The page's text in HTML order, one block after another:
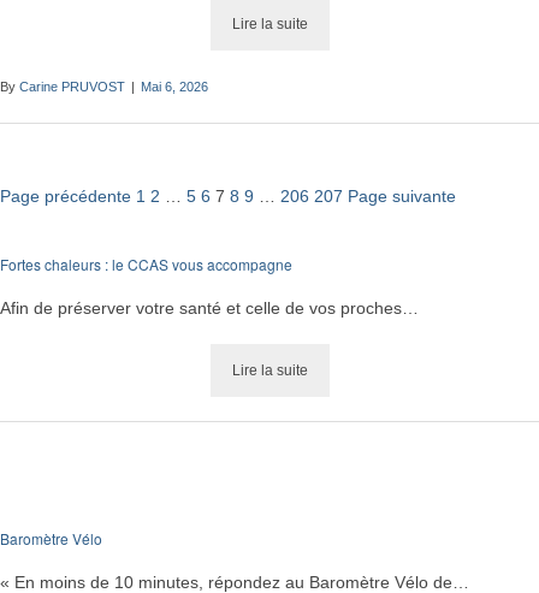
Lire la suite
By Carine PRUVOST | Mai 6, 2026
Posts
Navigation
Page précédente 1 2 5 6 7 8 9 206 207 Page suivante
Fortes chaleurs : le CCAS vous accompagne
Afin de préserver votre santé et celle de vos proches…
Lire la suite
Baromètre Vélo
« En moins de 10 minutes, répondez au Baromètre Vélo de…